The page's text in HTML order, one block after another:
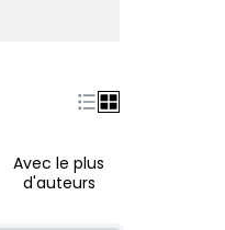
Avec le plus
d'auteurs